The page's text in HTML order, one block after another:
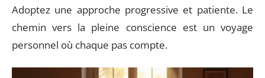
Adoptez une approche progressive et patiente. Le
chemin vers la pleine conscience est un voyage
personnel où chaque pas compte.